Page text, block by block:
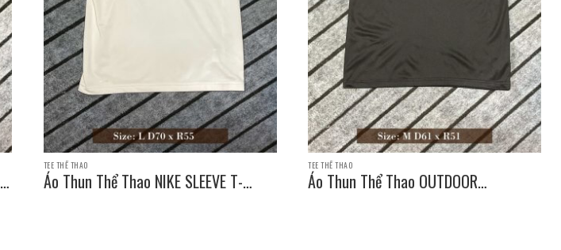
TEE THỂ THAO
Áo Thun Thể Thao NIKE SLEEVE T-
TEE THỂ THAO
Áo Thun Thể Thao OUTDOOR